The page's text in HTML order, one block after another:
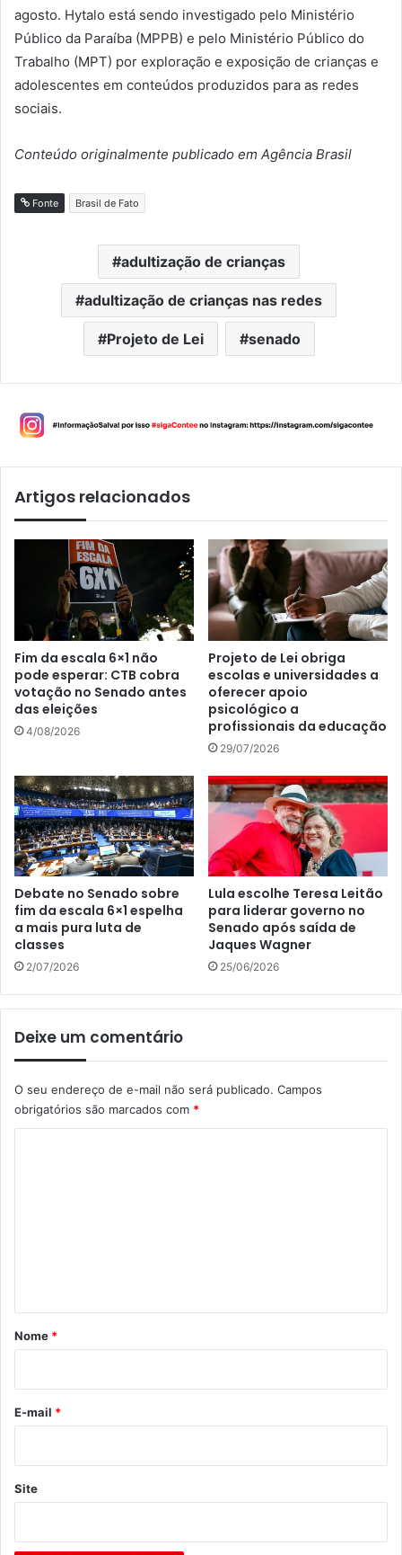
agosto. Hytalo está sendo investigado pelo Ministério
Público da Paraíba (MPPB) e pelo Ministério Público do
Trabalho (MPT) por exploração e exposição de crianças e
adolescentes em conteúdos produzidos para as redes
sociais.
Conteúdo originalmente publicado em Agência Brasil
Fonte Brasil de Fato
adultização de crianças
adultização de crianças nas redes
Projeto de Lei senado
Artigos relacionados
Fim da escala 6×1 não
pode esperar: CTB cobra
votação no Senado antes
das eleições
4/08/2026
Projeto de Lei obriga
escolas e universidades a
oferecer apoio
psicológico a
profissionais da educação
29/07/2026
Debate no Senado sobre
fim da escala 6×1 espelha
a mais pura luta de
classes
2/07/2026
Lula escolhe Teresa Leitão
para liderar governo no
Senado após saída de
Jaques Wagner
25/06/2026
Deixe um comentário
O seu endereço de e-mail não será publicado. Campos
obrigatórios são marcados com *
r
*
Nome *
E-mail *
Site